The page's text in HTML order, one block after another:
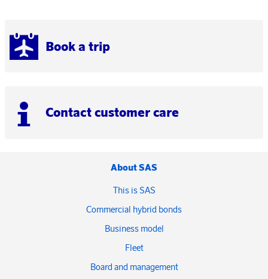
Book a trip
Contact customer care
About SAS
This is SAS
Commercial hybrid bonds
Business model
Fleet
Board and management